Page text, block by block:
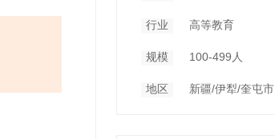
行业 高等教育
规模 100-499人
地区 新疆/伊犁/奎屯市